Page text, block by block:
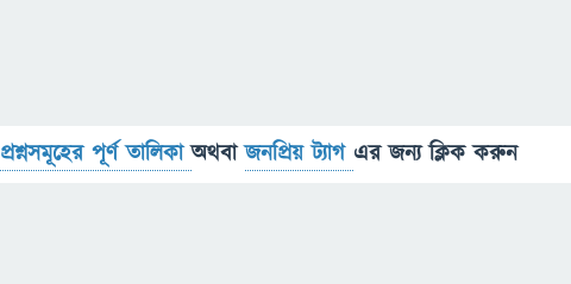
প্রশ্নসমূহের পূর্ণ তালিকাঅথবাজনপ্রিয় ট্যাগ এর জন্য ক্লিক করুন